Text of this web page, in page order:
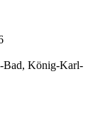
Bad, König-Karl-